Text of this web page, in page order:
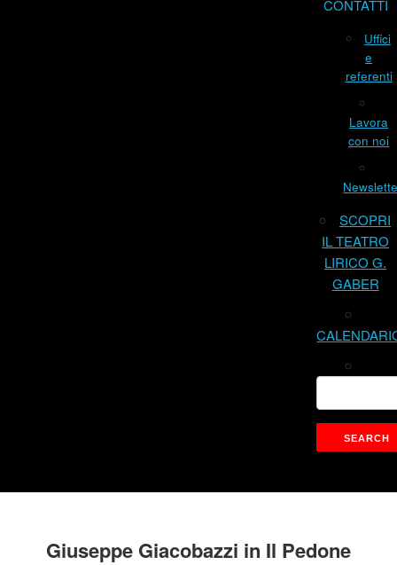
CONTATTI
Uffici
e
referenti
Lavora
con noi
SCOPRI
IL TEATRO
LIRICO G.
GABER
Giuseppe Giacobazzi in Il Pedone